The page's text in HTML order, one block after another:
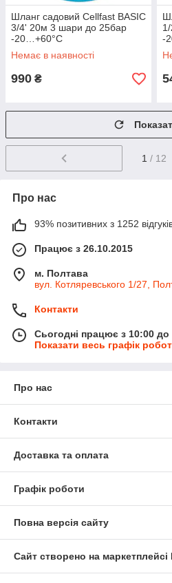
Шланг садовий Cellfast BASIC
3/4' 20м 3 шари до 25бар
-20…+60°C
Немає в наявності
990 ₴
-
1 / 12
Про нас
93% позитивних з 1252
Працює з 26.10.2015
м. Полтава
вул. Котляревського 1/27,
Контакти
Сьогодні працює з 10:00 до
Показати весь графік
Про нас
Контакти
Доставка та оплата
Графік роботи
Повна версія сайту
Сайт створено на маркетплейсі